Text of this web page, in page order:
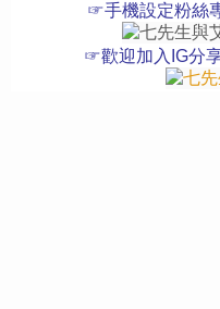
☞手機設定粉絲
☞歡迎加入IG分享